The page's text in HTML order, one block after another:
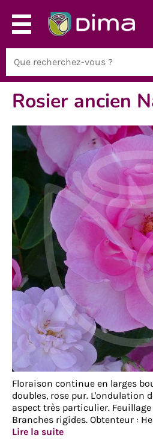
Rosier ancien
Floraison continue en larges
doubles, rose pur. L'ondulation
aspect très particulier.
Branches rigides. Obtenteur :
Lire la suite